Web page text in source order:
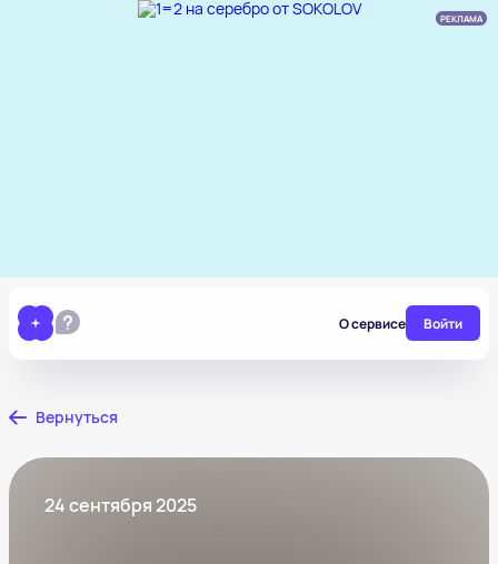
РЕКЛАМА
О сервисе Войти
Вернуться
24 сентября 2025